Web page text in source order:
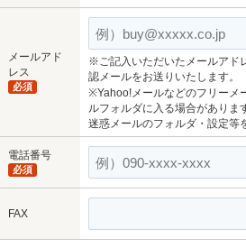
メールアド
レス
必須
※ご記入いただいたメールアド
認メールをお送りいたします。
※Yahoo!メールなどのフリーメ
ルフォルダに入る場合がありま
迷惑メールのフォルダ・設定等
電話番号
必須
FAX